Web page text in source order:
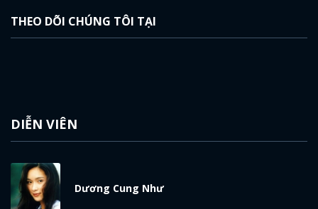
THEO DÕI CHÚNG TÔI TẠI
DIỄN VIÊN
Dương Cung Như